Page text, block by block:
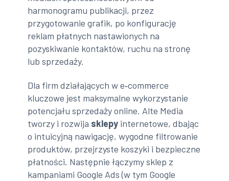
harmonogramu publikacji, przez
przygotowanie grafik, po konfigurację
reklam płatnych nastawionych na
pozyskiwanie kontaktów, ruchu na stronę
lub sprzedaży.
Dla firm działających w e‑commerce
kluczowe jest maksymalne wykorzystanie
potencjału sprzedaży online. Alte Media
tworzy i rozwija sklepy internetowe, dbając
o intuicyjną nawigację, wygodne filtrowanie
produktów, przejrzyste koszyki i bezpieczne
płatności. Następnie łączymy sklep z
kampaniami Google Ads (w tym Google